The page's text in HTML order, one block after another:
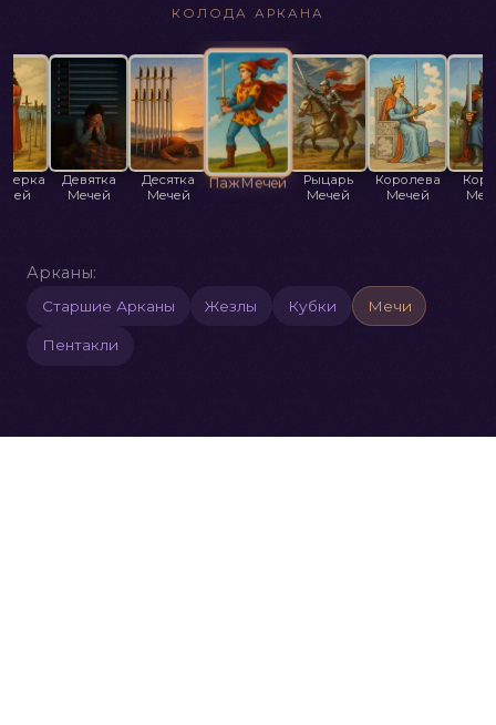
КОЛОДА АРКАНА
Девятка
Мечей
Десятка
Мечей
Паж Мечей
Рыцарь
Мечей
Королева
Мечей
Арканы:
Старшие Арканы Жезлы Кубки Мечи
Пентакли